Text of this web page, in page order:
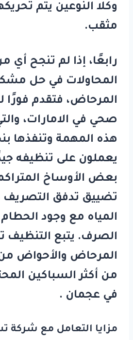
وكلا النوعين يتم
مثقب.
رابعًا، إذا لم تنجح أي
المحاولات في حل
المرحاض، فتقدم
صحي في الامارات،
هذه المهمة وتنفذها
يعملون على تنظيفه
بعض الأوساخ
تضييق تدفق التصريف
المياه مع وجود
الصرف. يتبع التنظيف
المرحاض والأحواض
من أكثر السباكين
في عجمان .
مزايا التعامل مع شركة